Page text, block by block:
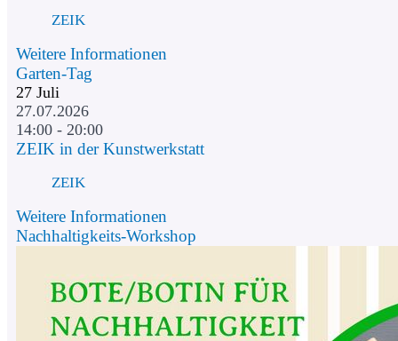
ZEIK
Weitere Informationen
Garten-Tag
27 Juli
27.07.2026
14:00 - 20:00
ZEIK in der Kunstwerkstatt
ZEIK
Weitere Informationen
Nachhaltigkeits-Workshop